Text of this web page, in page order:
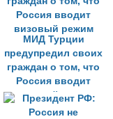
МИД Турции
предупредил своих
граждан о том, что
Россия вводит
визовый режим